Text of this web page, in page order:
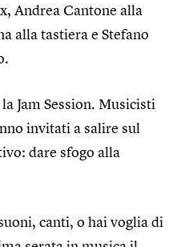
Andrea Cantone alla
alla tastiera e Stefano
Jam Session. Musicisti
invitati a salire sul
dare sfogo alla
canti, o hai voglia di